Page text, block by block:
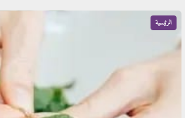
الرئيسية